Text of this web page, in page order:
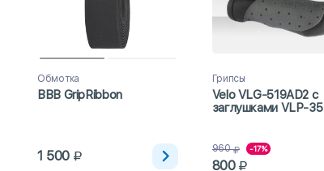
Обмотка
BBB GripRibbon
1 500
Грипсы
Velo VLG-519AD2 с
заглушками VLP-35
960 -17%
800